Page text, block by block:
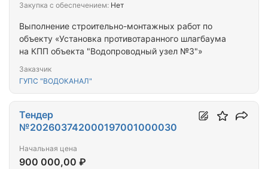
Выполнение строительно-монтажных работ по
объекту «Установка противотаранного шлагбаума
на КПП объекта "Водопроводный узел №3"»
Заказчик
ГУПС "ВОДОКАНАЛ"
Закупка с обеспечением: Нет
Тендер
№202603742000197001000030
Начальная цена
900 000,00 ₽